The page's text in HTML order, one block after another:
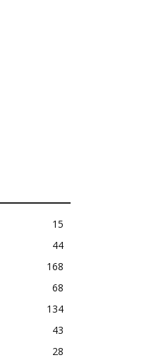
15
44
168
68
134
43
28